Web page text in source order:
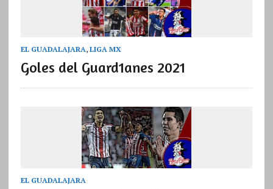
EL GUADALAJARA, LIGA MX
Goles del Guard1anes 2021
EL GUADALAJARA